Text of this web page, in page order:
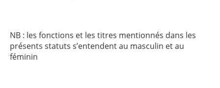
NB : les fonctions et les titres mentionnés dans les
présents statuts s’entendent au masculin et au
féminin